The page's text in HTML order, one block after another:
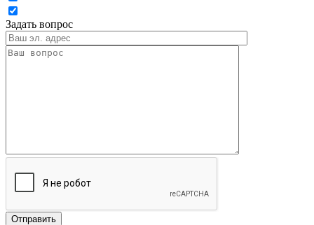
Задать вопрос